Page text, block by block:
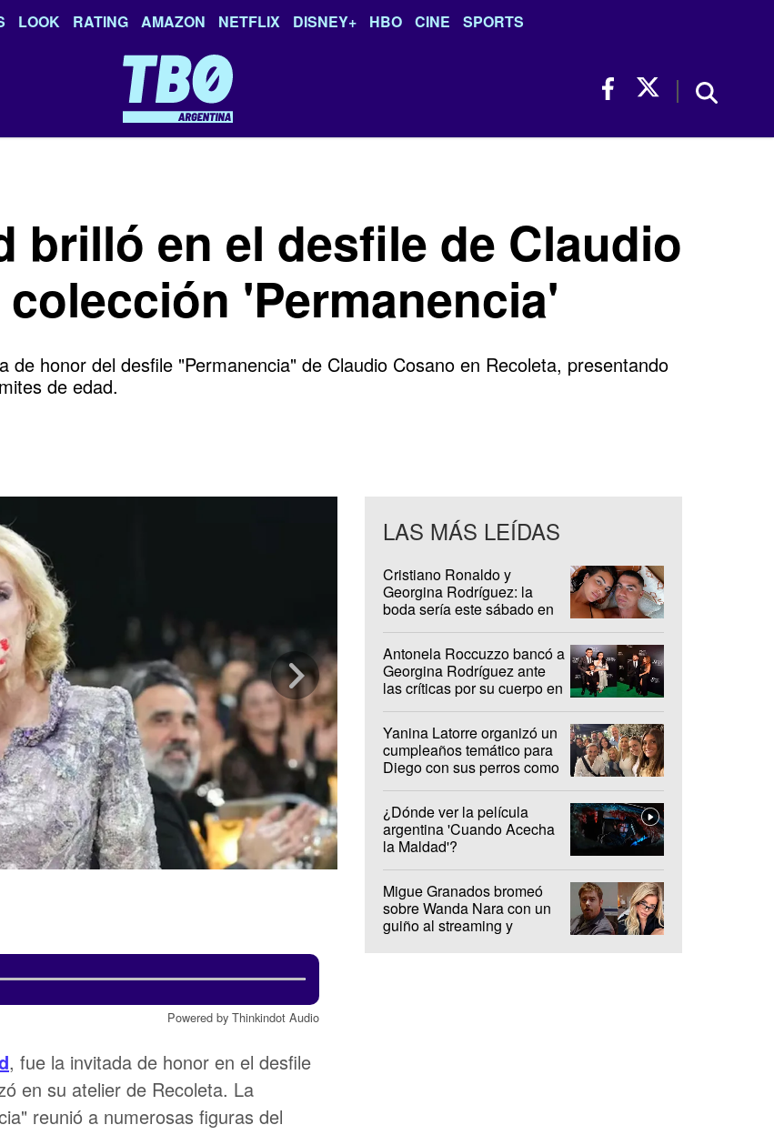
LOOK RATING AMAZON NETFLIX DISNEY+ HBO CINE SPORTS
brilló en el desfile de Claudio
'Permanencia'
honor del desfile "Permanencia" de Claudio Cosano en Recoleta, presentando
de edad.
Powered by Thinkindot Audio
, fue la invitada de honor en el desfile
en su atelier de Recoleta. La
reunió a numerosas figuras del
LAS MÁS LEÍDAS
Cristiano Ronaldo y
Georgina Rodríguez: la
boda sería este sábado en
Antonela Roccuzzo bancó a
Georgina Rodríguez ante
las críticas por su cuerpo en
Yanina Latorre organizó un
cumpleaños temático para
Diego con sus perros como
¿Dónde ver la película
argentina 'Cuando Acecha
la Maldad'?
Migue Granados bromeó
sobre Wanda Nara con un
guiño al streaming y